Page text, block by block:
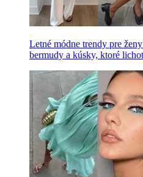
Letné módne trendy pre
bermudy a kúsky, ktoré